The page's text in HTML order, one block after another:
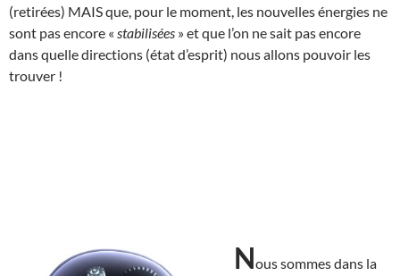
(retirées) MAIS que, pour le moment, les nouvelles énergies ne
sont pas encore « stabilisées » et que l’on ne sait pas encore
dans quelle directions (état d’esprit) nous allons pouvoir les
trouver !
Nous sommes dans la